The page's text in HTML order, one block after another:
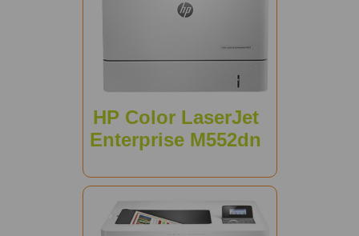
HP Color LaserJet
Enterprise M552dn